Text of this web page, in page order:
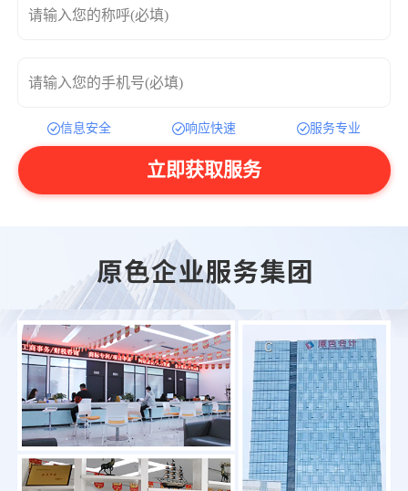
请输入您的称呼(必填)
请输入您的手机号(必填)
信息安全 响应快速 服务专业
立即获取服务